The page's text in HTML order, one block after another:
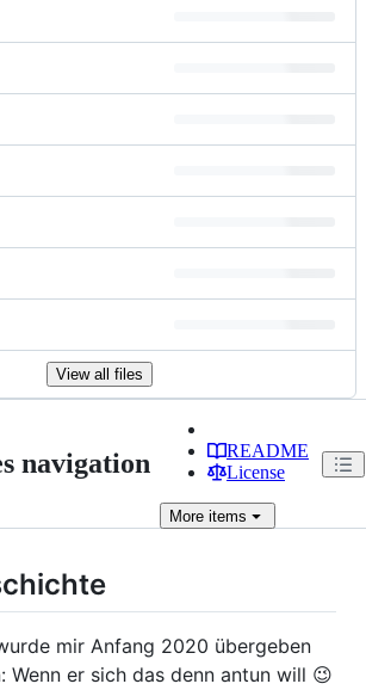
View all files
navigation
README
License
More items
mir Anfang 2020 übergeben
Wenn er sich das denn antun will 😉